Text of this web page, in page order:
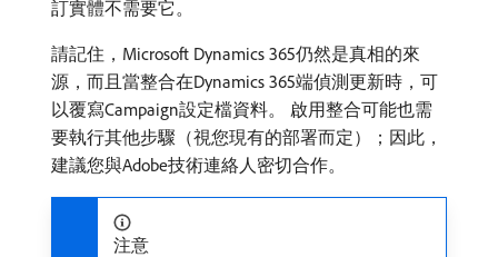
訂實體不需要它。
請記住，Microsoft Dynamics 365仍然是真相的來
源，而且當整合在Dynamics 365端偵測更新時，可
以覆寫Campaign設定檔資料。 啟用整合可能也需
要執行其他步驟（視您現有的部署而定）；因此，
建議您與Adobe技術連絡人密切合作。
注意